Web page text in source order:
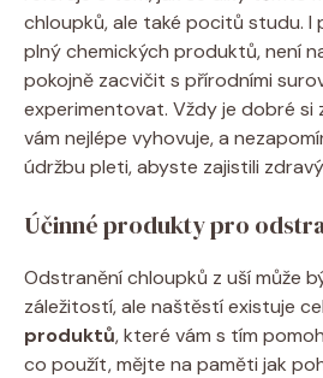
chloupků, ale také pocitů studu. I
plný chemických produktů, není
pokojně zacvičit s přírodními
experimentovat. Vždy je dobré si
vám nejlépe vyhovuje, a
údržbu pleti, abyste zajistili
Účinné produkty pro
Odstranění chloupků z uší může
záležitostí, ale naštěstí existuje
produktů, které vám s tím
co použít, mějte na paměti jak